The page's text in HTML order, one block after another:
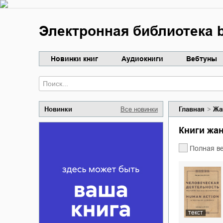
Электронная библиотека
Новинки книг Аудиокниги Вебтуны
Новинки Все новинки Главная
Книги
Полная
текст